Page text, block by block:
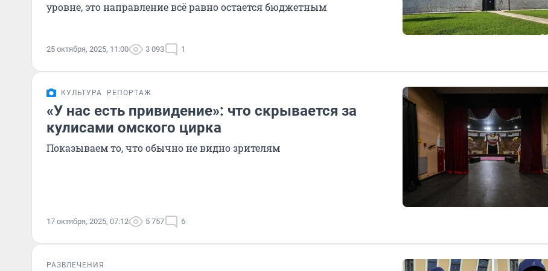
уровне, это направление всё равно остается бюджетным
25 октября, 2025, 11:00 3 093 1
КУЛЬТУРА РЕПОРТАЖ
«У нас есть привидение»: что скрывается за
кулисами омского цирка
Показываем то, что обычно не видно зрителям
17 октября, 2025, 07:12 5 757 6
РАЗВЛЕЧЕНИЯ